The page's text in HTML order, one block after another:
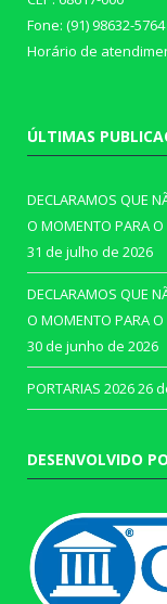
Fone: (91) 98632-5764
Horário de
ÚLTIMAS
DECLARAMOS QUE
O MOMENTO PARA
31 de julho de 2026
DECLARAMOS QUE
O MOMENTO PARA
30 de junho de 2026
PORTARIAS 202626
DESENVOLVIDO